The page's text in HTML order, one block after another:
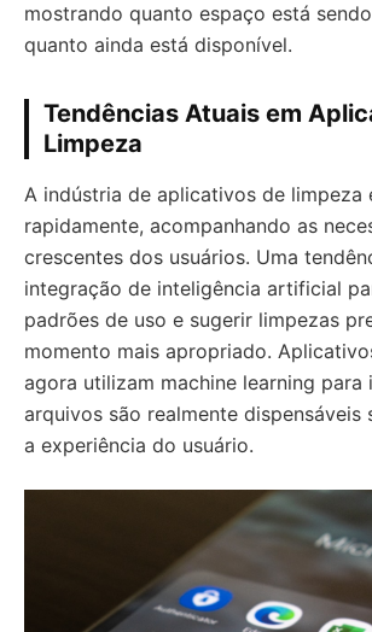
mostrando quanto espaço está
quanto ainda está disponível.
Tendências Atuais em
Limpeza
A indústria de aplicativos de limpeza
rapidamente, acompanhando as
crescentes dos usuários. Uma
integração de inteligência artificial
padrões de uso e sugerir limpezas
momento mais apropriado.
agora utilizam machine learning para
arquivos são realmente dispensáveis
a experiência do usuário.